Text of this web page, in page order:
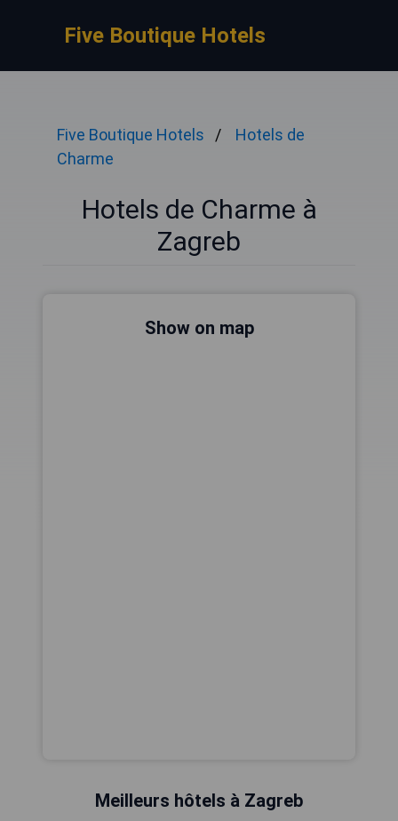
Five Boutique Hotels
Five Boutique Hotels
Hotels de
Charme
Hotels de Charme à
Zagreb
Show on map
Meilleurs hôtels à Zagreb